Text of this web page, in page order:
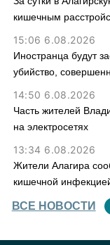
кишечным
15:06 6.08.2026
Иностранца будут
убийство,
14:50 6.08.2026
Часть жителей
на электросетях
13:34 6.08.2026
Жители Алагира
кишечной
ВСЕ НОВОСТИ